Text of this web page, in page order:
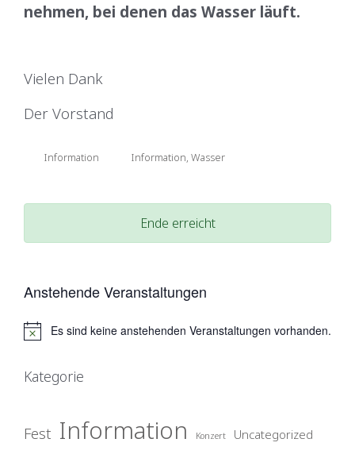
nehmen, bei denen das Wasser läuft.
Vielen Dank
Der Vorstand
Information Information ,Wasser
Ende erreicht
Anstehende Veranstaltungen
H
w
s
Es sind keine anstehenden Veranstaltungen vorhanden.
Kategorie
Fest Information Konzert Uncategorized